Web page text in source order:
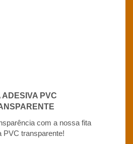
ADESIVA PVC
com a nossa fita
PVC transparente!